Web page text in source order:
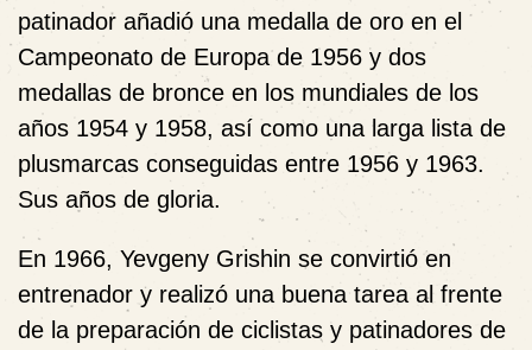
patinador añadió una medalla de oro en el
Campeonato de Europa de 1956 y dos
medallas de bronce en los mundiales de los
años 1954 y 1958, así como una larga lista de
plusmarcas conseguidas entre 1956 y 1963.
Sus años de gloria.
En 1966, Yevgeny Grishin se convirtió en
entrenador y realizó una buena tarea al frente
de la preparación de ciclistas y patinadores de